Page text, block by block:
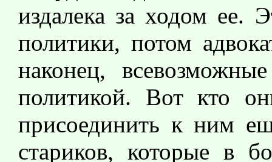
издалека за ходом ее.
политики, потом
наконец,
политикой. Вот кто
присоединить к ним
стариков, которые в